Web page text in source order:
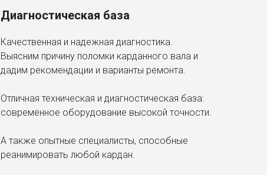
Диагностическая база
Качественная и надежная диагностика.
Выясним причину поломки карданного вала и
дадим рекомендации и варианты ремонта.
Отличная техническая и диагностическая база:
современное оборудование высокой точности.
А также опытные специалисты, способные
реанимировать любой кардан.